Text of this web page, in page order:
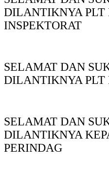
DILANTIKNYA PLT
INSPEKTORAT
SELAMAT DAN
DILANTIKNYA PLT
SELAMAT DAN
DILANTIKNYA
PERINDAG